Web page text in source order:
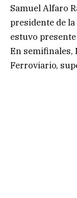
Samuel Alfaro
presidente de
estuvo
En semifinales,
Ferroviario,